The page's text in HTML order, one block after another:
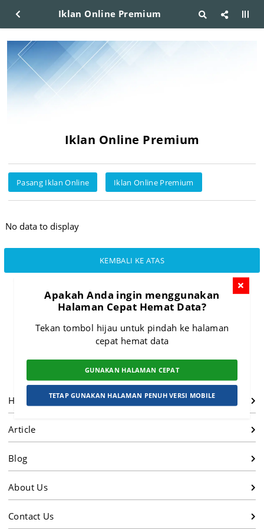
Iklan Online Premium
Apakah Anda ingin menggunakan
Halaman Cepat Hemat Data?
Tekan tombol hijau untuk pindah ke halaman
cepat hemat data
GUNAKAN HALAMAN CEPAT
TETAP GUNAKAN HALAMAN PENUH VERSI MOBILE
Iklan Online Premium
Pasang Iklan Online Iklan Online Premium
No data to display
KEMBALI KE ATAS
Home
Article
Blog
About Us
Contact Us